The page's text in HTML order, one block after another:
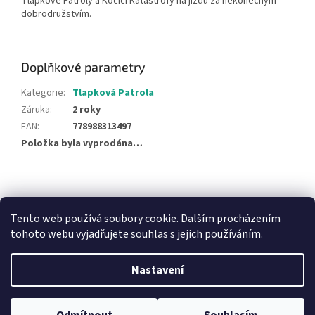
Tento web používá soubory cookie. Dalším procházením
tohoto webu vyjadřujete souhlas s jejich používáním.
Nastavení
dobrodružstvím.
Doplňkové parametry
Kategorie: Tlapková Patrola
Záruka:
2 roky
EAN:
778988313497
Položka byla vyprodána…
á
Vytvořil Shoptet